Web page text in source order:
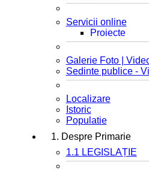
Servicii online
Proiecte
Galerie Foto |
Sedinte publice -
Localizare
Istoric
Populatie
1. Despre Primarie
1.1 LEGISLAȚIE